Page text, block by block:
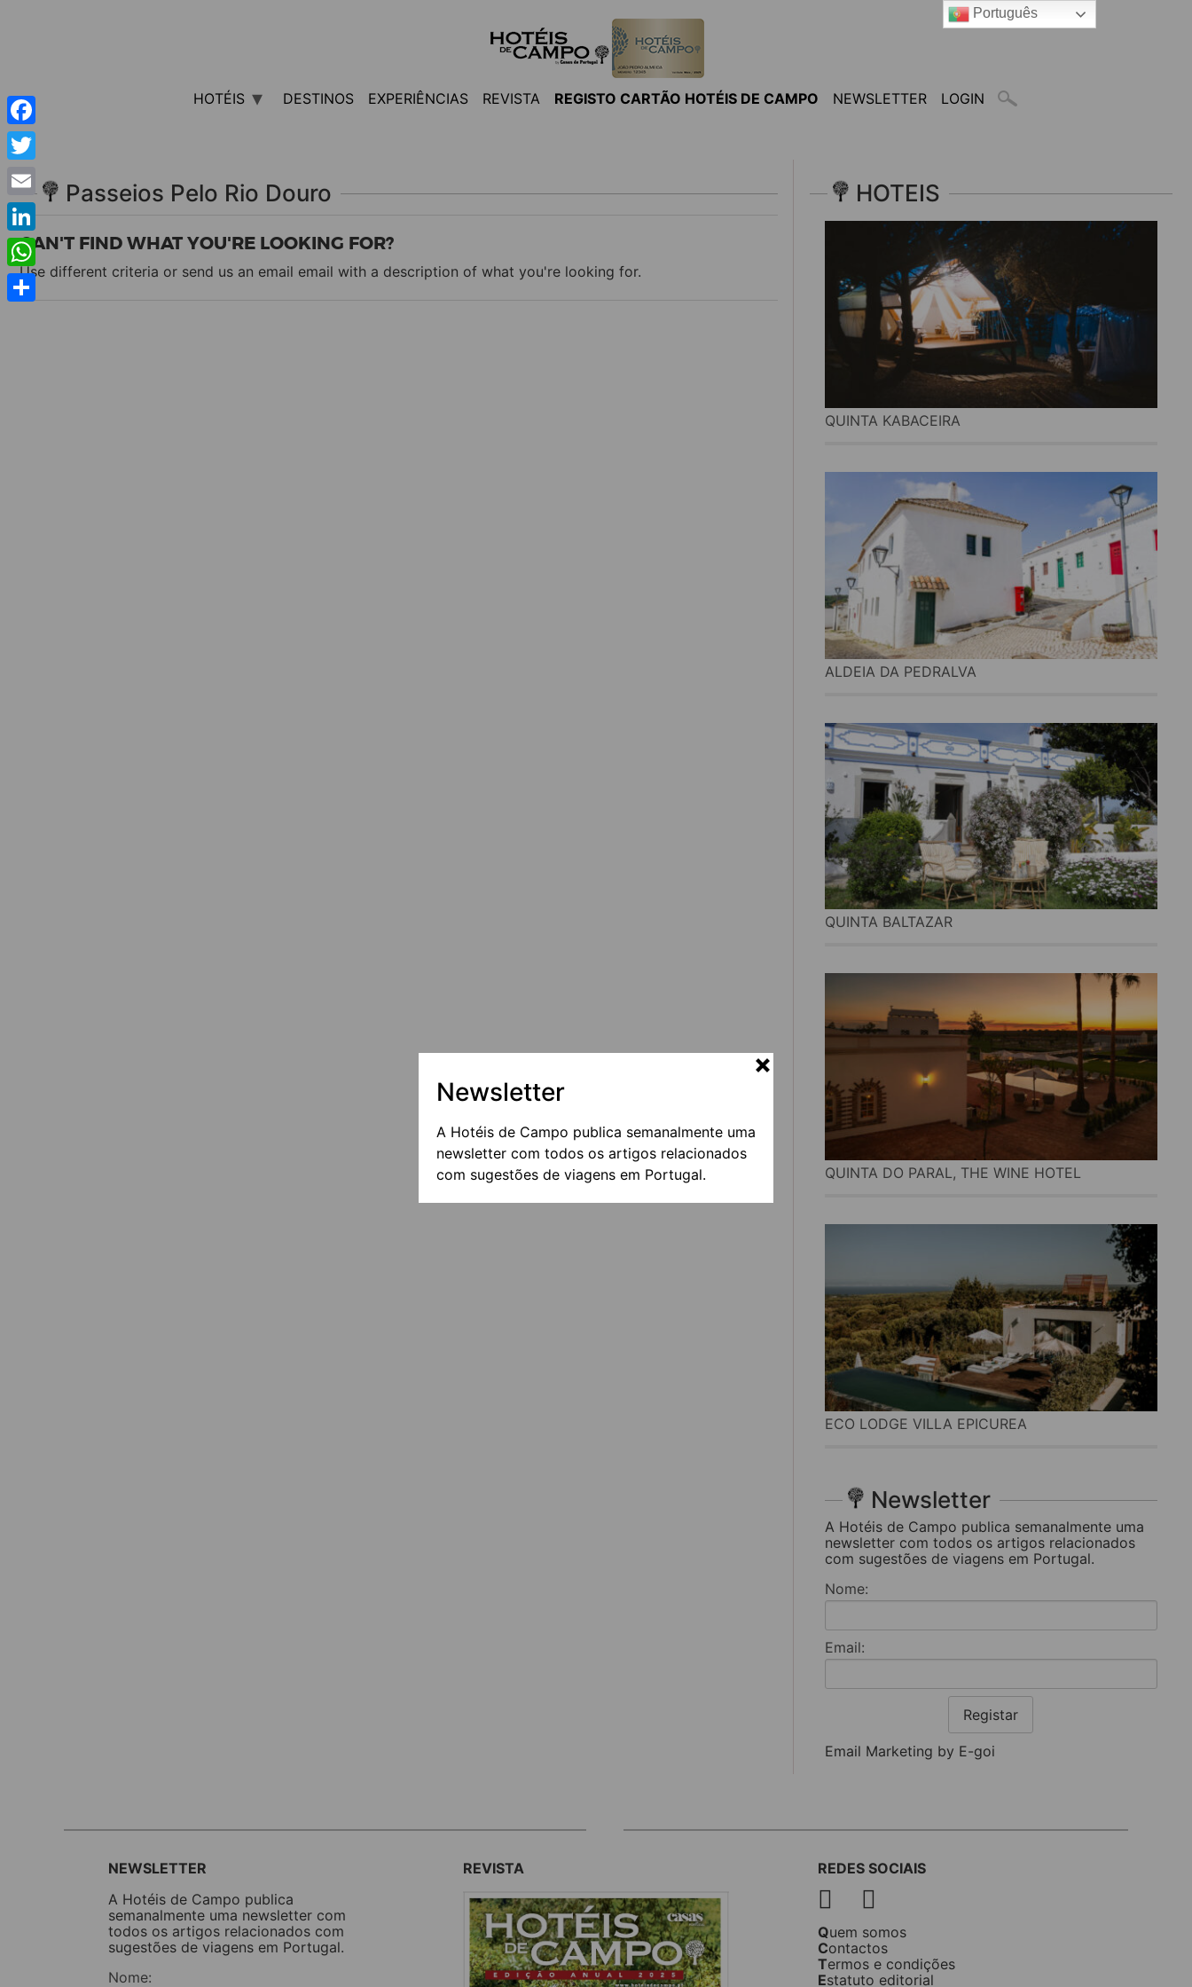
Newsletter
A Hotéis de Campo publica semanalmente uma
newsletter com todos os artigos relacionados
com sugestões de viagens em Portugal.
HOTÉIS DESTINOS EXPERIÊNCIAS REVISTA REGISTO CARTÃO HOTÉIS DE CAMPO NEWSLETTER LOGIN
Passeios Pelo Rio Douro
CAN'T FIND WHAT YOU'RE LOOKING FOR?
Use different criteria or send us an email email with a description of what you're looking for.
HOTEIS
QUINTA KABACEIRA
ALDEIA DA PEDRALVA
QUINTA BALTAZAR
QUINTA DO PARAL, THE WINE HOTEL
ECO LODGE VILLA EPICUREA
Newsletter
A Hotéis de Campo publica semanalmente uma
newsletter com todos os artigos relacionados
com sugestões de viagens em Portugal.
Nome:
Email:
Registar
Email Marketing by E-goi
NEWSLETTER
A Hotéis de Campo publica
semanalmente uma newsletter com
todos os artigos relacionados com
sugestões de viagens em Portugal.
Nome:
REVISTA REDES SOCIAIS
Quem somos
Contactos
Termos e condições
Estatuto editorial
Facebook
Twitter
Email
LinkedIn
WhatsApp
Português